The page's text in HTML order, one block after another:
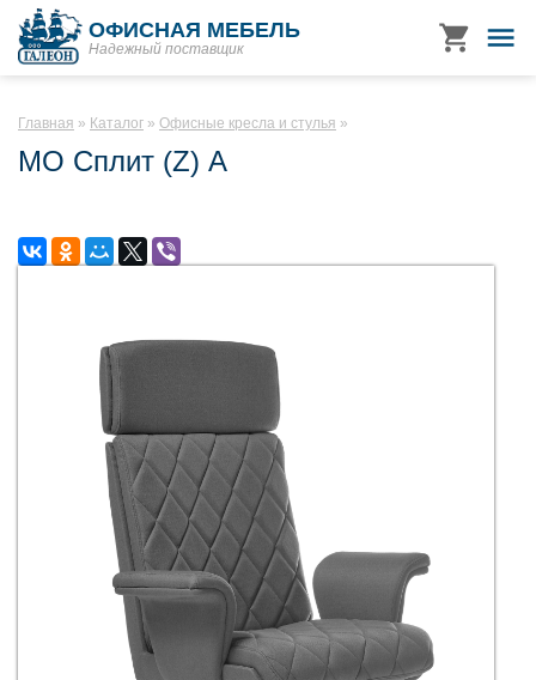
ОФИСНАЯ МЕБЕЛЬ
Надежный поставщик
Главная Каталог Офисные кресла и стулья
МО Сплит (Z) А